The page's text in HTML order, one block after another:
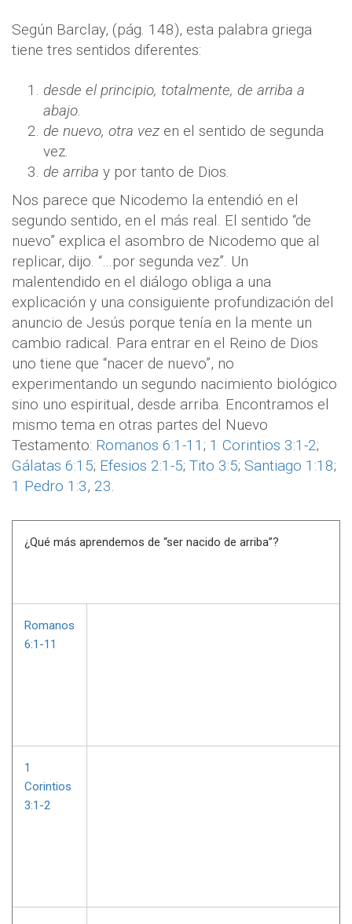
Según Barclay, (pág. 148), esta palabra griega
tiene tres sentidos diferentes:
desde el principio, totalmente, de arriba a
abajo.
de nuevo, otra vez en el sentido de segunda
vez.
de arriba y por tanto de Dios.
Nos parece que Nicodemo la entendió en el
segundo sentido, en el más real. El sentido “de
nuevo” explica el asombro de Nicodemo que al
replicar, dijo. “…por segunda vez”. Un
malentendido en el diálogo obliga a una
explicación y una consiguiente profundización del
anuncio de Jesús porque tenía en la mente un
cambio radical. Para entrar en el Reino de Dios
uno tiene que “nacer de nuevo”, no
experimentando un segundo nacimiento biológico
sino uno espiritual, desde arriba. Encontramos el
mismo tema en otras partes del Nuevo
Testamento: Romanos 6:1-11 ; 1 Corintios 3:1-2;
Gálatas 6:15; Efesios 2:1-5; Tito 3:5; Santiago 1:18;
1 Pedro 1:3, 23.
¿Qué más aprendemos de “ser nacido de arriba”?
Romanos
6:1-11
1
Corintios
3:1-2